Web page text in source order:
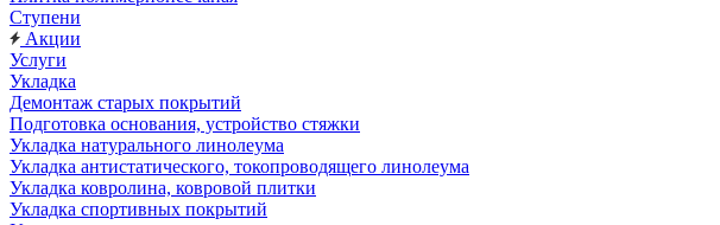
Ступени
Акции
Услуги
Укладка
Демонтаж старых покрытий
Подготовка основания, устройство стяжки
Укладка натурального линолеума
Укладка антистатического, токопроводящего линолеума
Укладка ковролина, ковровой плитки
Укладка спортивных покрытий